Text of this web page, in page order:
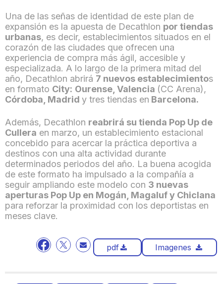
Una de las señas de identidad de este plan de
expansión es la apuesta de Decathlon por tiendas
urbanas, es decir, establecimientos situados en el
corazón de las ciudades que ofrecen una
experiencia de compra más ágil, accesible y
especializada. A lo largo de la primera mitad del
año, Decathlon abrirá 7 nuevos establecimientos
en formato City: Ourense, Valencia (CC Arena),
Córdoba, Madrid y tres tiendas en Barcelona.
Además, Decathlon reabrirá su tienda Pop Up de
Cullera en marzo, un establecimiento estacional
concebido para acercar la práctica deportiva a
destinos con una alta actividad durante
determinados periodos del año. La buena acogida
de este formato ha impulsado a la compañía a
seguir ampliando este modelo con 3 nuevas
aperturas Pop Up en Mogán, Magaluf y Chiclana
para reforzar la proximidad con los deportistas en
meses clave.
pdf Imagenes